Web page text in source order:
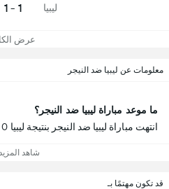
ليبيا 1 - 1
عرض
معلومات عن ليبيا ضد النيجر
ما موعد مباراة ليبيا ضد النيجر؟
انتهت مباراة ليبيا ضد النيجر بنتيجة ليبيا 0 - 0 النيجر.
شاهد
قد تكون مهتمًا بـ